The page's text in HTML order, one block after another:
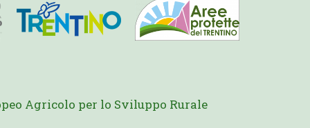
Agricolo per lo Sviluppo Rurale